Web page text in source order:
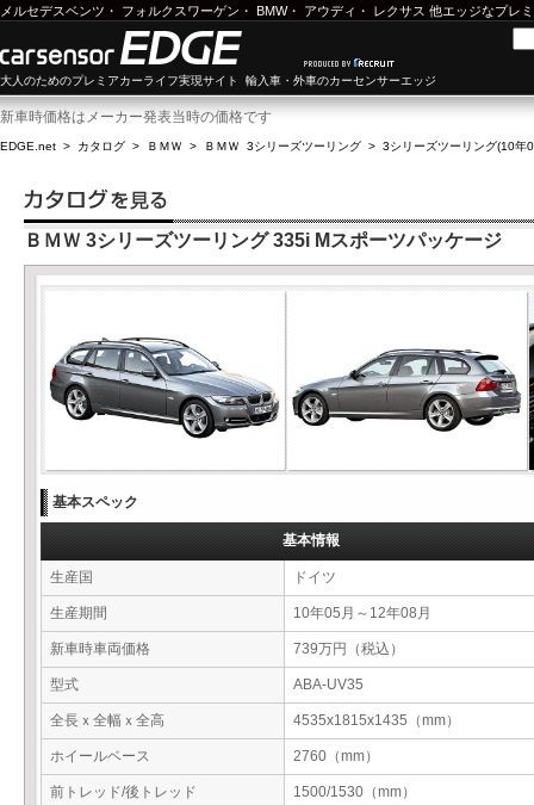
メルセデスベンツ ・ フォルクスワーゲン ・ BMW・ アウディ ・ レクサス 他エッジなプレ
大人のためのプレミアカーライフ実現サイト 輸入車・外車のカーセンサーエッジ
新車時価格はメーカー発表当時の価格です
EDGE.net > カタログ > ＢＭＷ > ＢＭＷ 3シリーズツーリング > 3シリーズツーリング(10年
ＢＭＷ 3シリーズツーリング 335i Mスポーツパッケージ
基本スペック
基本情報
生産国 ドイツ
生産期間 10年05月～12年08月
新車時車両価格 739万円（税込）
型式 ABA-UV35
全長ｘ全幅ｘ全高 4535x1815x1435（mm）
ホイールベース 2760（mm）
前トレッド/後トレッド 1500/1530（mm）